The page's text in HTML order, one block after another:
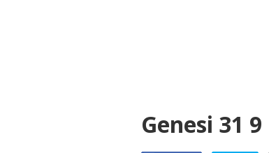
Genesi 31 9